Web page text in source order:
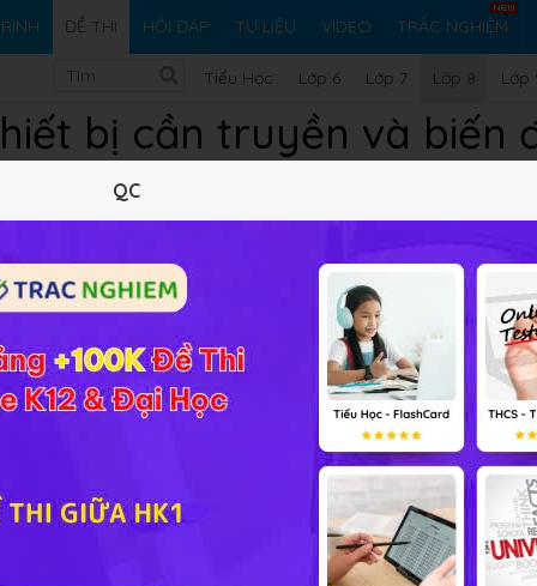
ĐỀ THI HỎI ĐÁP TƯ LIỆU VIDEO TRẮC NGHIỆM
Tiểu Học Lớp 6 Lớp 7 Lớp 8 Lớp
bị cần truyền và biến
động?
động từ một chuyển động ban đầu.
giống nhau.
khác nhau.
cấp đáp án và lời giải
QC